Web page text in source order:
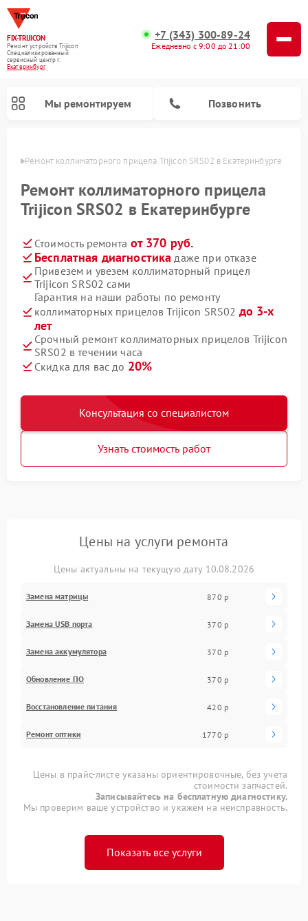
FIX-TRIJICON
Ремонт устройств Trijicon
Специализированный
cервисный центр г.
Екатеринбург
+7 (343) 300-89-24
Ежедневно с 9:00 до 21:00
Мы ремонтируем Позвонить
Ремонт коллиматорного прицела Trijicon SRS02 в Екатеринбурге
Ремонт коллиматорного прицела
Trijicon SRS02 в Екатеринбурге
Стоимость ремонта от 370 руб.
Бесплатная диагностика даже при отказе
Привезем и увезем коллиматорный прицел
Trijicon SRS02 сами
Гарантия на наши работы по ремонту
коллиматорных прицелов Trijicon SRS02 до 3-х
лет
Срочный ремонт коллиматорных прицелов Trijicon
SRS02 в течении часа
Скидка для вас до 20%
Консультация со специалистом
Узнать стоимость работ
Цены на услуги ремонта
Цены актуальны на текущую дату 10.08.2026
Замена матрицы 870 р
Замена USB порта 370 р
Замена аккумулятора 370 р
Обновление ПО 370 р
Восстановление питания 420 р
Ремонт оптики 1770 р
Цены в прайс-листе указаны ориентировочные, без учета
стоимости запчастей.
Записывайтесь на бесплатную диагностику.
Мы проверим ваше устройство и укажем на неисправность.
Показать все услуги